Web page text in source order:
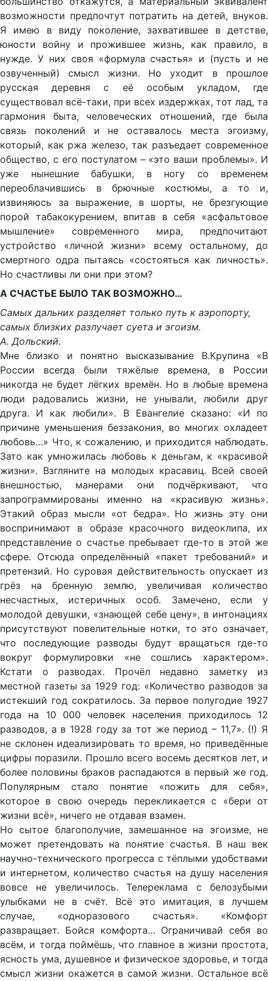
возможности предпочтут потратить на детей, внуков.
Я имею в виду поколение, захватившее в детстве,
юности войну и прожившее жизнь, как правило, в
нужде. У них своя «формула счастья» и (пусть и не
озвученный) смысл жизни. Но уходит в прошлое
русская деревня с её особым укладом, где
существовал всё-таки, при всех издержках, тот лад, та
гармония быта, человеческих отношений, где была
связь поколений и не оставалось места эгоизму,
который, как ржа железо, так разъедает современное
общество, с его постулатом – «это ваши проблемы». И
уже нынешние бабушки, в ногу со временем
переоблачившись в брючные костюмы, а то и,
извиняюсь за выражение, в шорты, не брезгующие
порой табакокурением, впитав в себя «асфальтовое
мышление» современного мира, предпочитают
устройство «личной жизни» всему остальному, до
смертного одра пытаясь «состояться как личность».
Но счастливы ли они при этом?
А СЧАСТЬЕ БЫЛО ТАК ВОЗМОЖНО…
Самых дальних разделяет только путь к аэропорту,
самых близких разлучает суета и эгоизм.
А. Дольский.
Мне близко и понятно высказывание В.Крупина «В
России всегда были тяжёлые времена, в России
никогда не будет лёгких времён. Но в любые времена
люди радовались жизни, не унывали, любили друг
друга. И как любили». В Евангелие сказано: «И по
причине уменьшения беззакония, во многих охладеет
любовь…» Что, к сожалению, и приходится наблюдать.
Зато как умножилась любовь к деньгам, к «красивой
жизни». Взгляните на молодых красавиц. Всей своей
внешностью, манерами они подчёркивают, что
запрограммированы именно на «красивую жизнь».
Этакий образ мысли «от бедра». Но жизнь эту они
воспринимают в образе красочного видеоклипа, их
представление о счастье пребывает где-то в этой же
сфере. Отсюда определённый «пакет требований» и
претензий. Но суровая действительность опускает из
грёз на бренную землю, увеличивая количество
несчастных, истеричных особ. Замечено, если у
молодой девушки, «знающей себе цену», в интонациях
присутствуют повелительные нотки, то это означает,
что последующие разводы будут вращаться где-то
вокруг формулировки «не сошлись характером».
Кстати о разводах. Прочёл недавно заметку из
местной газеты за 1929 год: «Количество разводов за
истекший год сократилось. За первое полугодие 1927
года на 10 000 человек населения приходилось 12
разводов, а в 1928 году за тот же период – 11,7». (!) Я
не склонен идеализировать то время, но приведённые
цифры поразили. Прошло всего восемь десятков лет, и
более половины браков распадаются в первый же год.
Популярным стало понятие «пожить для себя»,
которое в свою очередь перекликается с «бери от
жизни всё», ничего не отдавая взамен.
Но сытое благополучие, замешанное на эгоизме, не
может претендовать на понятие счастья. В наш век
научно-технического прогресса с тёплыми удобствами
и интернетом, количество счастья на душу населения
вовсе не увеличилось. Телереклама с белозубыми
улыбками не в счёт. Всё это имитация, в лучшем
случае, «одноразового счастья». «Комфорт
развращает. Бойся комфорта… Ограничивай себя во
всём, и тогда поймёшь, что главное в жизни простота,
ясность ума, душевное и физическое здоровье, и тогда
смысл жизни окажется в самой жизни. Остальное всё